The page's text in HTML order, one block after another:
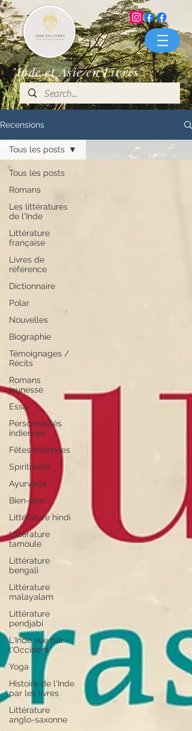
"Inde et Asie en Livres"
Recensions
Tous les posts
Romans
Les littératures
de l'Inde
Littérature
française
Livres de
référence
Dictionnaire
Polar
Nouvelles
Biographie
Témoignages /
Récits
Romans
jeunesse
Essai
Personnalités
indiennes
Fêtes indiennes
Spiritualité
Ayurveda
Bien-être
Littérature hindi
Littérature
tamoule
Littérature
bengali
Littérature
malayalam
Littérature
pendjabi
L'Inde vue par
l'Occident
Yoga
Histoire de l'Inde
par les livres
Littérature
anglo-saxonne
Tous les posts